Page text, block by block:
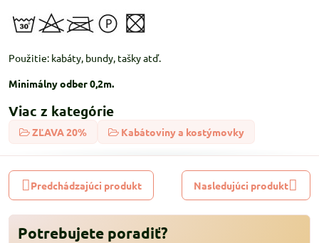
Použitie: kabáty, bundy, tašky atď.
Minimálny odber 0,2m.
Viac z kategórie
ZĽAVA 20% Kabátoviny a kostýmovky
Predchádzajúci produkt Nasledujúci produkt
Potrebujete poradiť?